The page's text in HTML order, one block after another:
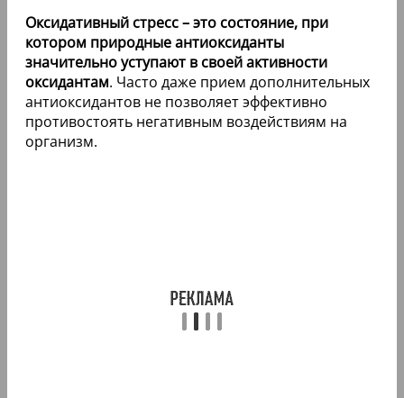
Оксидативный стресс – это состояние, при
котором природные антиоксиданты
значительно уступают в своей активности
оксидантам. Часто даже прием дополнительных
антиоксидантов не позволяет эффективно
противостоять негативным воздействиям на
организм.